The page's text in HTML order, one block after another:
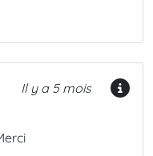
Il y a 5 mois